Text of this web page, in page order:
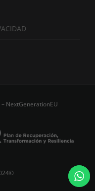
NextGenerationEU